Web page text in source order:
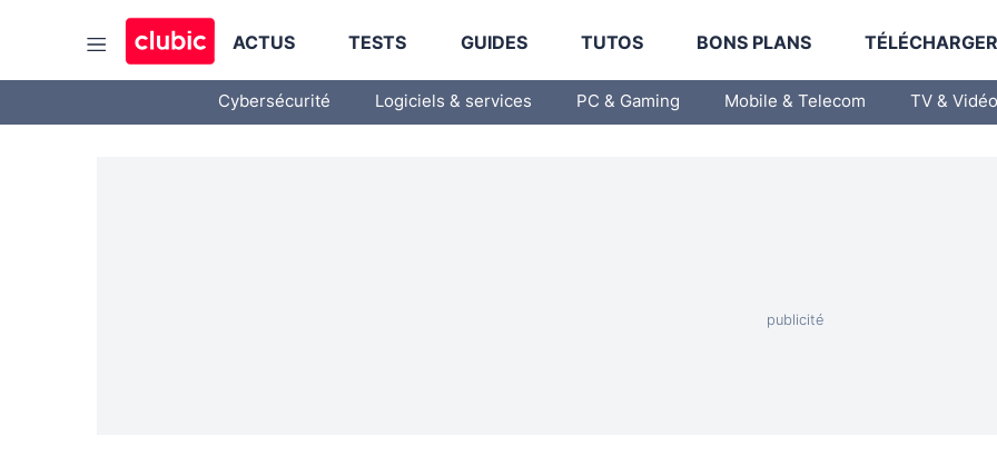
ACTUS TESTS GUIDES TUTOS BONS PLANS
Cybersécurité Logiciels & services PC & Gaming Mobile & Telecom TV & Vidéo